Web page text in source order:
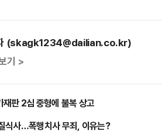
(skagk1234@dailian.co.kr)
기 >
판 2심 중형에 불복 상고
식사…폭행치사 무죄, 이유는?